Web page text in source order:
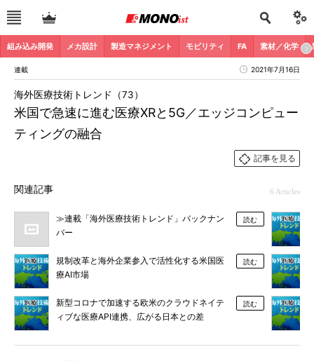
組み込み開発 メカ設計 製造マネジメント モビリティ FA 素材／化学
連載 2021年7月16日
米国で急速に進む医療XRと5G／エッジコンピュー
ティングの融合
海外医療技術トレンド（73）
記事を見る
関連記事 6 Articles
≫連載「海外医療技術トレンド」バックナン
バー
読む
規制改革と海外企業参入で活性化する米国医
療AI市場
読む
新型コロナで加速する欧米のクラウドネイテ
ィブな医療API連携、広がる日本との差
読む